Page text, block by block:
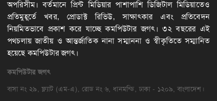
অপরিসীম। বর্তমানে প্রিন্ট মিডিয়ার পাশাপাশি ডিজিটাল মিডিয়াতেও
প্রতিমুহূর্তে খবর, প্রোডাক্ট রিভিউ, সাক্ষাৎকার এবং প্রতিবেদন
নিয়মিতভাবে প্রকাশ করে যাচ্ছে কমপিউটার জগৎ। ৩২ বছরের এই
পথচলায় জাতীয় ও আন্তর্জাতিক নানা সম্মাননা ও স্বীকৃতিতে সম্মানিত
হয়েছে কমপিউটার জগৎ।
কমপিউটারজগৎ
বাসা নং ২৯, ফ্ল্যাট (এম-এ), রোড নং ৬, ধানমন্ডি, ঢাকা - ১২০৯, বাংলাদেশ।